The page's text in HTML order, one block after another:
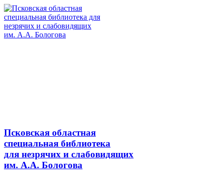
Псковская областная
специальная библиотека
для незрячих и слабовидящих
им. А.А. Бологова